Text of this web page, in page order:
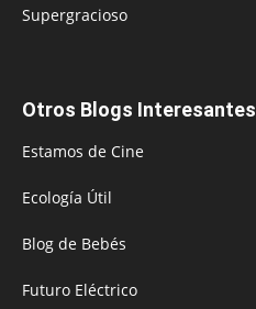
Supergracioso
Otros Blogs Interesantes
Estamos de Cine
Ecología Útil
Blog de Bebés
Futuro Eléctrico